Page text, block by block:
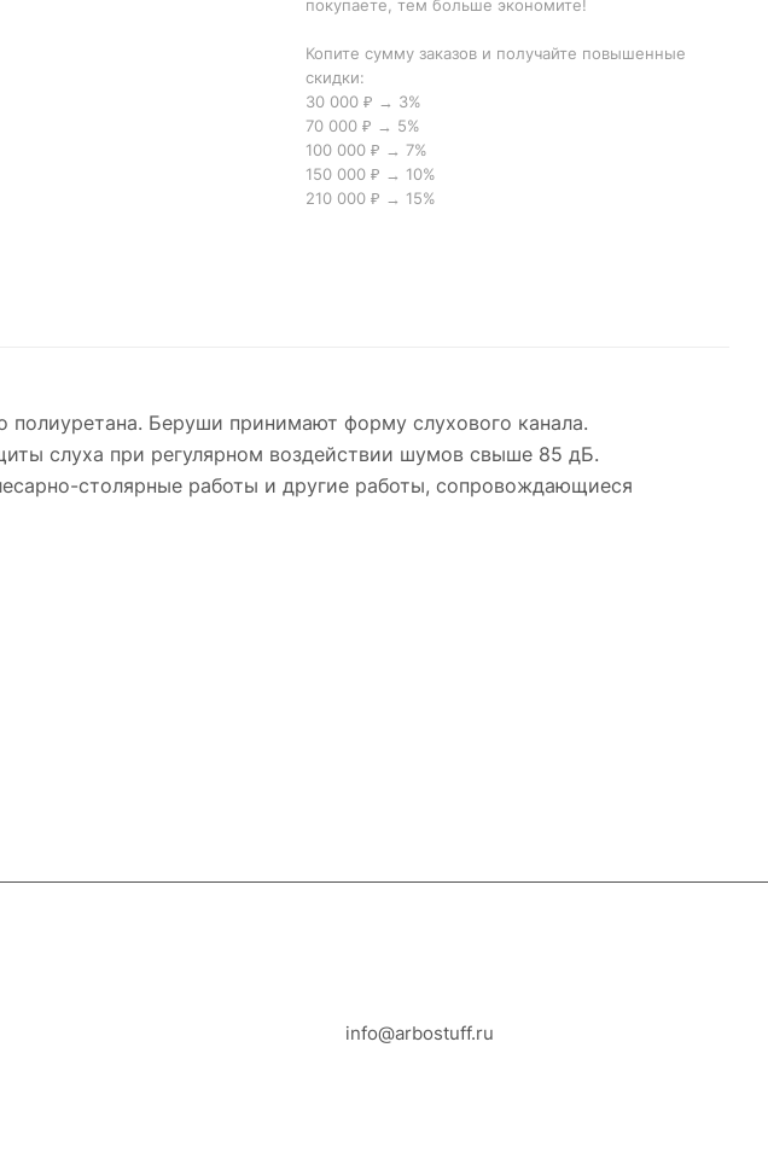
покупаете, тем больше экономите!
Копите сумму заказов и получайте повышенные
скидки:
30 000 ₽ → 3%
70 000 ₽ → 5%
100 000 ₽ → 7%
150 000 ₽ → 10%
210 000 ₽ → 15%
полиуретана. Беруши принимают форму слухового канала.
слуха при регулярном воздействии шумов свыше 85 дБ.
столярные работы и другие работы, сопровождающиеся
info@arbostuff.ru